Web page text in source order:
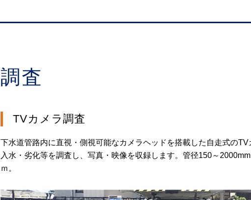
調査
TVカメラ調査
下水道管路内に直視・側視可能なカメラヘッドを搭載した自走式の
入水・劣化等を調査し、写真・映像を収録します。管径150～
ｍ。